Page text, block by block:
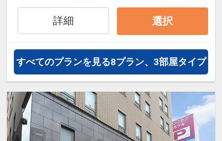
オプションでレンタカーや現地交
通・体験プランなどの追加（同時予
詳細 選択
すべてのプランを見る8プラン、3部屋タイプ